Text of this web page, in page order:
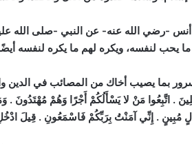
-رضي الله عنه- عن النبي -صلى الله
يحب لنفسه، ويكره لهم ما يكره لنفسه
بما يصيب أخاك من المصائب في الدين
. اتَّبِعُوا مَنْ لا يَسْأَلُكُمْ أَجْرًا وَهُمْ مُهْتَدُونَ
مُبِينٍ . إِنِّي آمَنْتُ بِرَبِّكُمْ فَاسْمَعُونِ . قِيلَ